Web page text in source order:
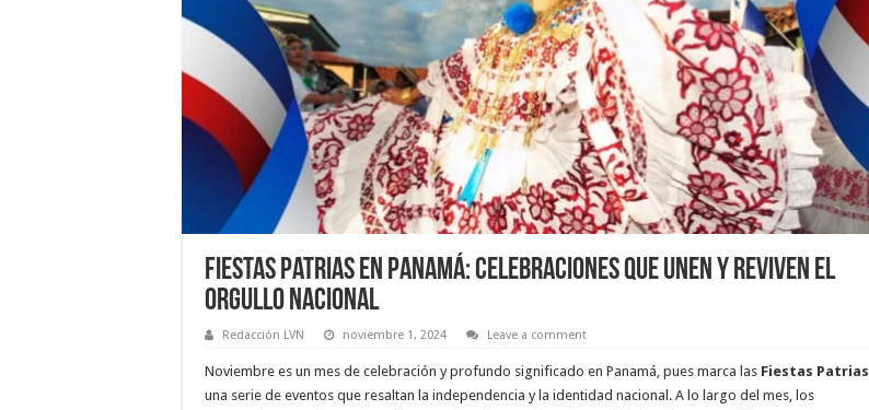
Fiestas Patrias en Panamá: Celebraciones que Unen y Reviven el
Orgullo Nacional
Redacción LVN noviembre 1, 2024 Leave a comment
Noviembre es un mes de celebración y profundo significado en Panamá, pues marca las Fiestas Patrias
una serie de eventos que resaltan la independencia y la identidad nacional. A lo largo del mes, los